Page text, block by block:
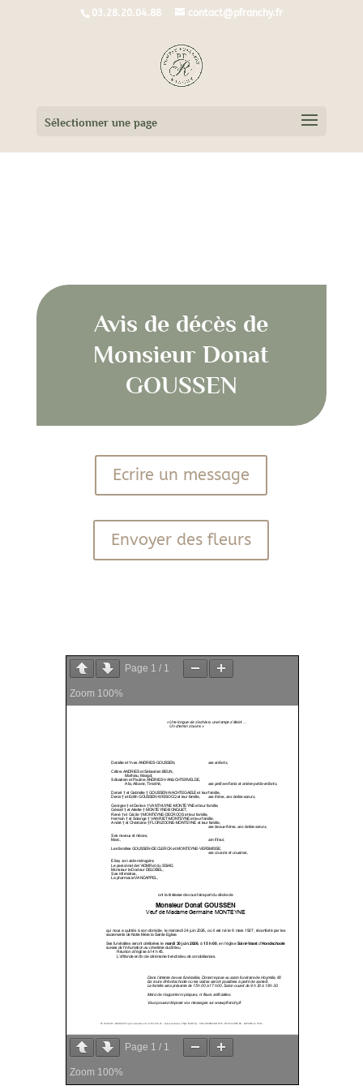
03.28.20.04.88 contact@pfranchy.fr
Sélectionner une page
Avis de décès de
Monsieur Donat
GOUSSEN
Ecrire un message
Envoyer des fleurs
Page 1 / 1
Zoom 100%
Page 1 / 1
Zoom 100%